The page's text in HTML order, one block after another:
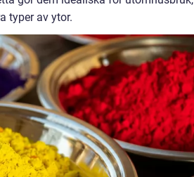
typer av ytor.